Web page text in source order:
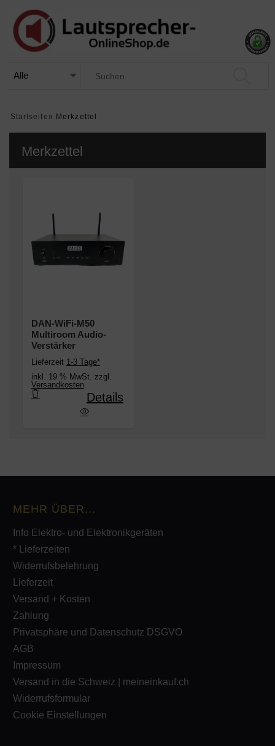
Startseite » Merkzettel
Merkzettel
DAN-WiFi-M50
Multiroom Audio-
Verstärker
Lieferzeit 1-3 Tage*
inkl. 19 % MwSt. zzgl.
Versandkosten
M50 Multiroom Audio-Verstärker
Details
MEHR ÜBER...
Info Elektro- und Elektronikgeräten
* Lieferzeiten
Widerrufsbelehrung
Lieferzeit
Versand + Kosten
Zahlung
Privatsphäre und Datenschutz DSGVO
AGB
Impressum
Versand in die Schweiz | meineinkauf.ch
Widerrufsformular
Cookie Einstellungen